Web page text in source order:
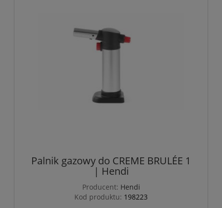
Palnik gazowy do CREME BRULÉE 1
| Hendi
Producent: Hendi
Kod produktu: 198223